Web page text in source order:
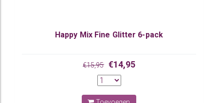
Happy Mix Fine Glitter 6-pack
€15,95 €14,95